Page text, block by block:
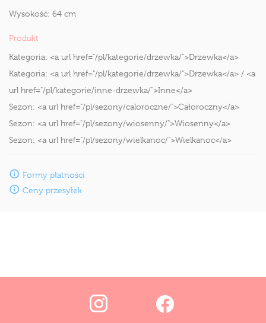
Wysokość: 64 cm
Produkt
Kategoria: <a url href="/pl/kategorie/drzewka/">Drzewka</a>
Kategoria: <a url href="/pl/kategorie/drzewka/">Drzewka</a> / <a
url href="/pl/kategorie/inne-drzewka/">Inne</a>
Sezon: <a url href="/pl/sezony/caloroczne/">Całoroczny</a>
Sezon: <a url href="/pl/sezony/wiosenny/">Wiosenny</a>
Sezon: <a url href="/pl/sezony/wielkanoc/">Wielkanoc</a>
Formy płatności
Ceny przesyłek